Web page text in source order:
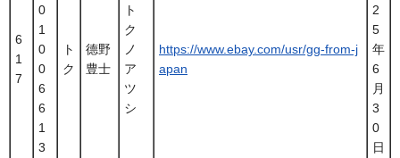
6
1
7
0
1
0
0
6
6
1
3
ト
ク
德野
豊士
ト
ク
ノ
ア
ツ
シ
https://www.ebay.com/usr/gg-from-j
apan
2
5
年
6
月
3
0
日